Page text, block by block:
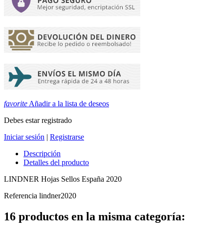
favorite Añadir a la lista de deseos
Debes estar registrado
Iniciar sesión | Registrarse
Descripción
Detalles del producto
LINDNER Hojas Sellos España 2020
Referencia lindner2020
16 productos en la misma categoría: